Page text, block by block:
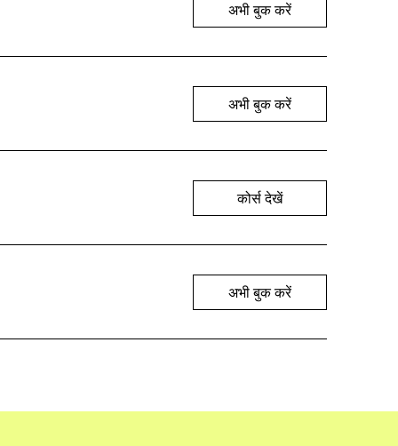
अभी बुक करें
अभी बुक करें
कोर्स देखें
अभी बुक करें